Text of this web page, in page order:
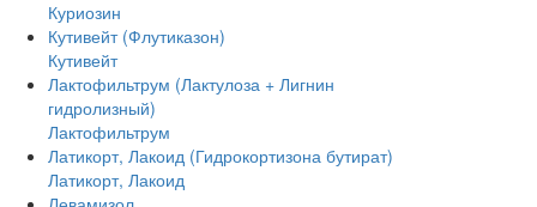
Куриозин
Кутивейт (Флутиказон)
Кутивейт
Лактофильтрум (Лактулоза + Лигнин
гидролизный)
Лактофильтрум
Латикорт, Лакоид (Гидрокортизона бутират)
Латикорт, Лакоид